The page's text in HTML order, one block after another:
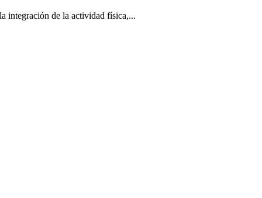
integración de la actividad física,...